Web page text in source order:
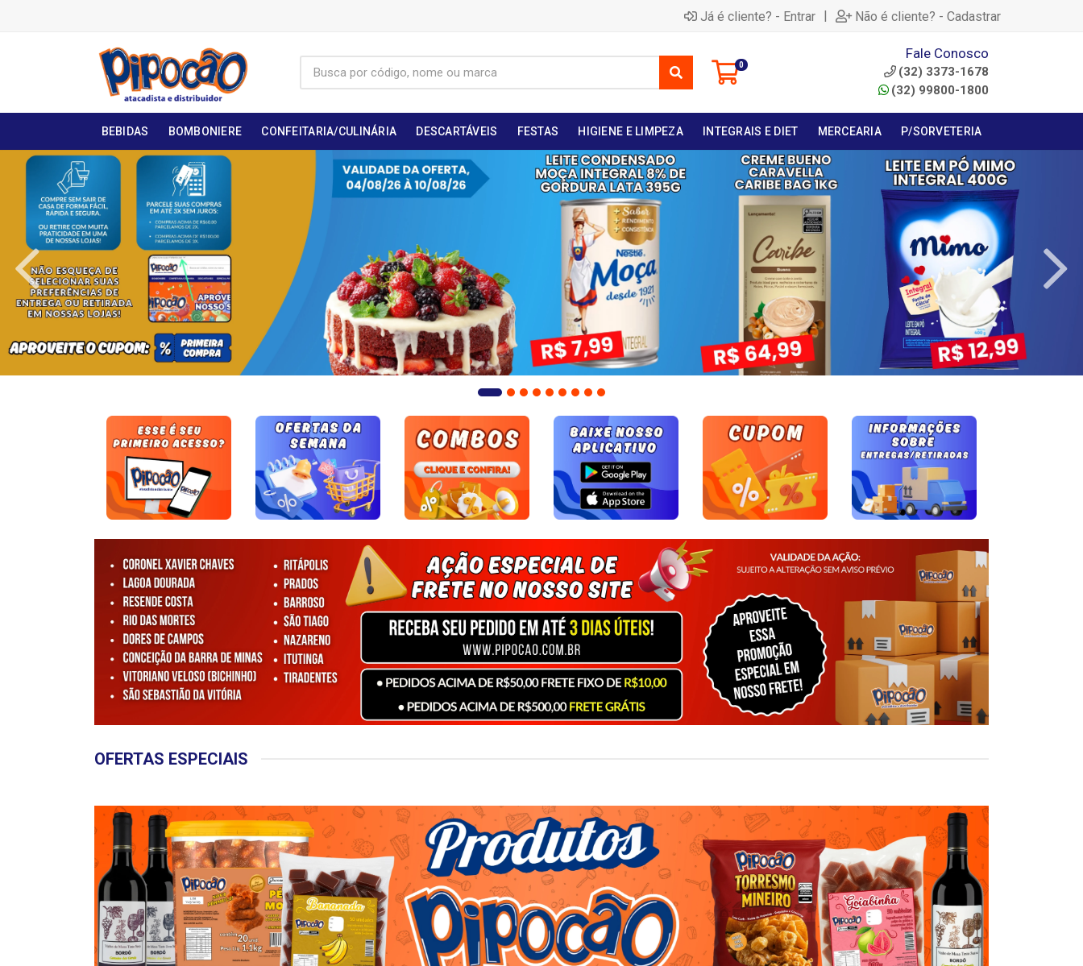
Já é cliente? - Entrar | Não é cliente? - Cadastrar
0
Fale Conosco
(32) 3373-1678
(32) 99800-1800
BEBIDAS BOMBONIERE CONFEITARIA/CULINÁRIA DESCARTÁVEIS FESTAS HIGIENE E LIMPEZA INTEGRAIS E DIET MERCEARIA P/SORVETERIA
OFERTAS ESPECIAIS